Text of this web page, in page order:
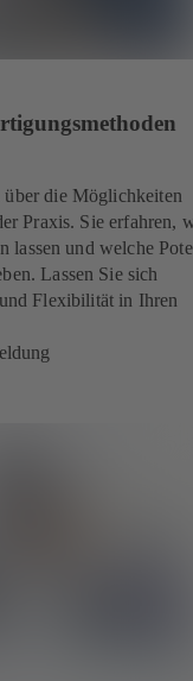
die Möglichkeiten
Praxis. Sie erfahren,
lassen und welche
Lassen Sie sich
Flexibilität in Ihren